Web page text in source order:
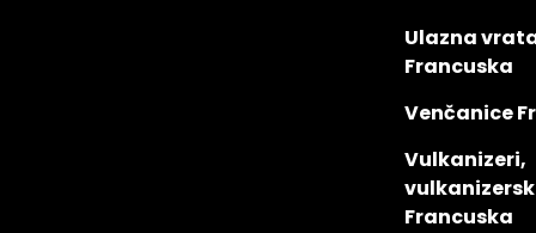
Ulazna
Francuska
Venčanice
Vulkanizeri,
Francuska